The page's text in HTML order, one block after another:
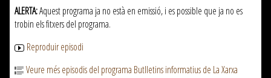
ALERTA:Aquest programa ja no està en emissió, i es possible que ja no es
trobin els fitxers del programa.
Reproduir episodi
Veure més episodis del programa Butlletins informatius de La Xarxa